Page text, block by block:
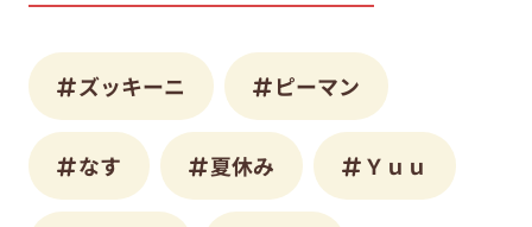
ズッキーニ ピーマン
なす 夏休み Ｙｕｕ